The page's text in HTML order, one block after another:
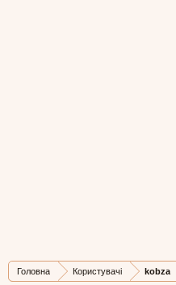
Головна Користувачі kobza
Дописів
2
Карма
0
Бали
1